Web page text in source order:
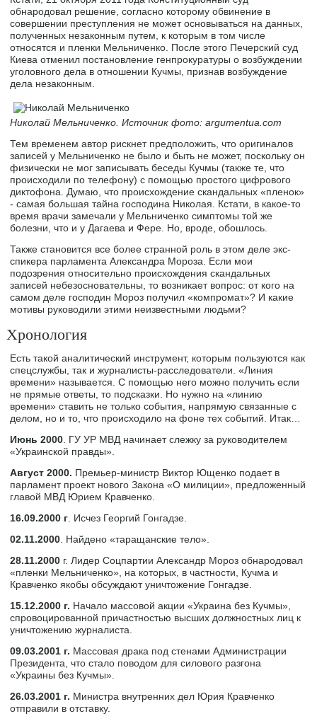
обнародовал решение, согласно которому обвинение в
совершении преступления не может основываться на данных,
полученных незаконным путем, к которым в том числе
относятся и пленки Мельниченко. После этого Печерский суд
Киева отменил постановление генпрокуратуры о возбуждении
уголовного дела в отношении Кучмы, признав возбуждение
дела незаконным.
Николай Мельниченко. Источник фото: argumentua.com
Тем временем автор рискнет предположить, что оригиналов
записей у Мельниченко не было и быть не может, поскольку он
физически не мог записывать беседы Кучмы (также те, что
происходили по телефону) с помощью простого цифрового
диктофона. Думаю, что происхождение скандальных «пленок»
- самая большая тайна господина Николая. Кстати, в какое-то
время врачи замечали у Мельниченко симптомы той же
болезни, что и у Дагаева и Фере. Но, вроде, обошлось.
Также становится все более странной роль в этом деле экс-
спикера парламента Александра Мороза. Если мои
подозрения относительно происхождения скандальных
записей небезосновательны, то возникает вопрос: от кого на
самом деле господин Мороз получил «компромат»? И какие
мотивы руководили этими неизвестными людьми?
Хронология
Есть такой аналитический инструмент, которым пользуются как
спецслужбы, так и журналисты-расследователи. «Линия
времени» называется. С помощью него можно получить если
не прямые ответы, то подсказки. Но нужно на «линию
времени» ставить не только события, напрямую связанные с
делом, но и то, что происходило на фоне тех событий. Итак…
Июнь 2000 . ГУ УР МВД начинает слежку за руководителем
«Украинской правды».
Август 2000. Премьер-министр Виктор Ющенко подает в
парламент проект нового Закона «О милиции», предложенный
главой МВД Юрием Кравченко.
16.09.2000 г . Исчез Георгий Гонгадзе.
02.11.2000 . Найдено «таращанские тело».
28.11.2000 г. Лидер Соцпартии Александр Мороз обнародовал
«пленки Мельниченко», на которых, в частности, Кучма и
Кравченко якобы обсуждают уничтожение Гонгадзе.
15.12.2000 г. Начало массовой акции «Украина без Кучмы»,
спровоцированной причастностью высших должностных лиц к
уничтожению журналиста.
09.03.2001 г. Массовая драка под стенами Администрации
Президента, что стало поводом для силового разгона
«Украины без Кучмы».
26.03.2001 г. Министра внутренних дел Юрия Кравченко
отправили в отставку.